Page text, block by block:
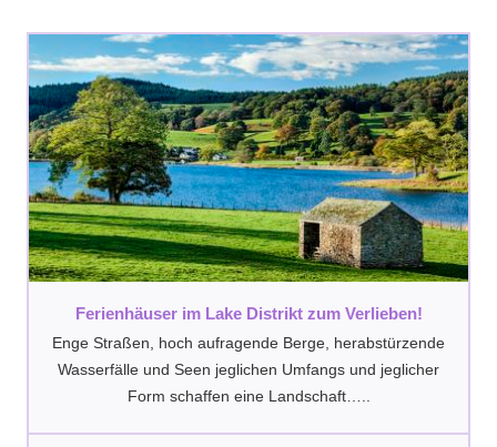
Ferienhäuser im Lake Distrikt zum Verlieben!
Enge Straßen, hoch aufragende Berge, herabstürzende
Wasserfälle und Seen jeglichen Umfangs und jeglicher
Form schaffen eine Landschaft…..